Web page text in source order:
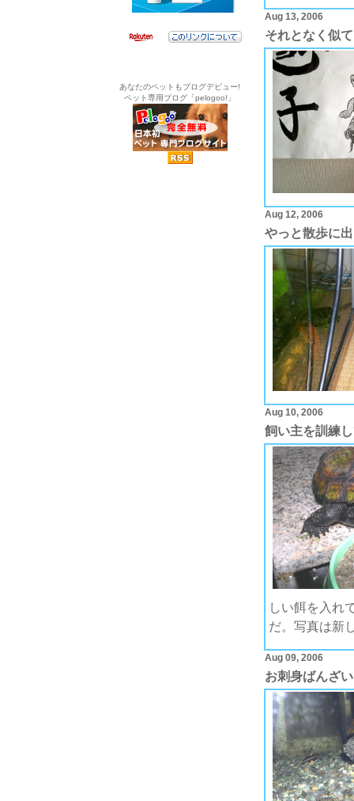
あなたのペットもブログデビュー!
ペット専用ブログ「pelogoo!」
Aug 13, 2006
それとなく似
Aug 12, 2006
やっと散歩に
Aug 10, 2006
飼い主を訓練
しい餌を入れ
だ。写真は新
Aug 09, 2006
お刺身ばんざ